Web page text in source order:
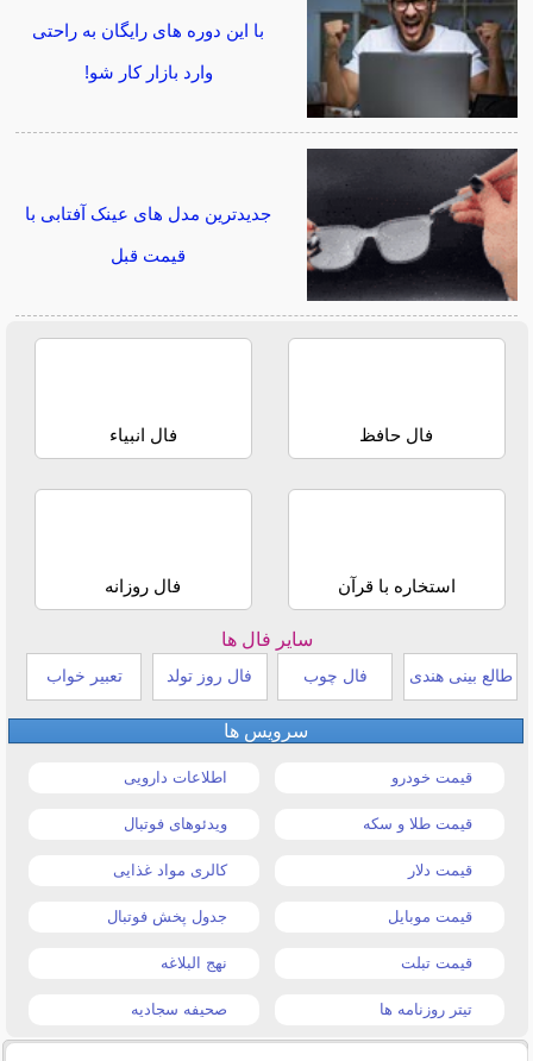
با این دوره های رایگان به راحتی
وارد بازار کار شو!
جدیدترین مدل های عینک آفتابی با
قیمت قبل
فال حافظ فال انبیاء
استخاره با قرآن فال روزانه
سایر فال ها
طالع بینی هندی فال چوب فال روز تولد تعبیر خواب
سرویس ها
قیمت خودرو اطلاعات دارویی
قیمت طلا و سکه ویدئوهای فوتبال
قیمت دلار کالری مواد غذایی
قیمت موبایل جدول پخش فوتبال
قیمت تبلت نهج البلاغه
تیتر روزنامه ها صحیفه سجادیه